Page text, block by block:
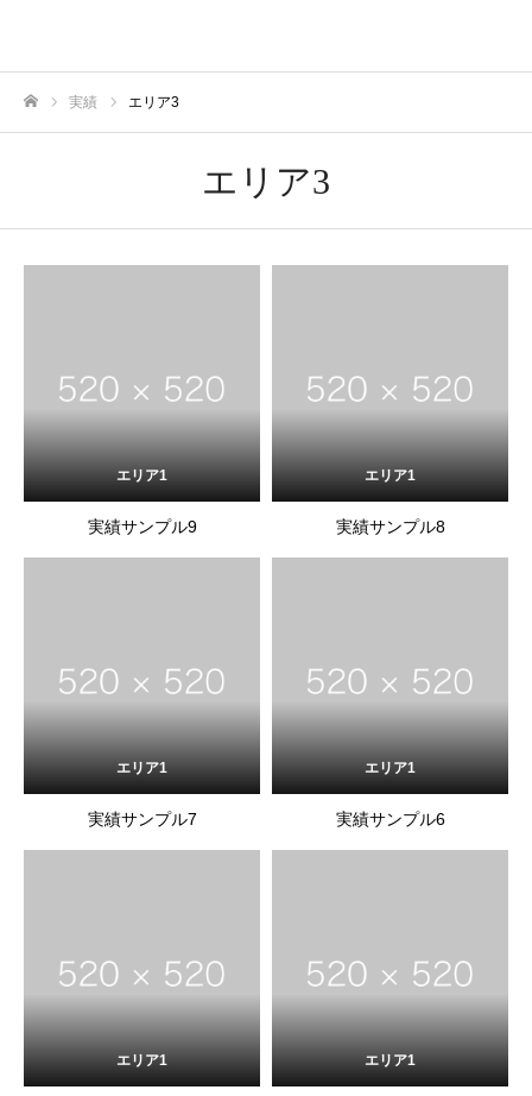
実績 エリア3
エリア3
エリア1
実績サンプル9
エリア1
実績サンプル8
エリア1
実績サンプル7
エリア1
実績サンプル6
エリア1 エリア1